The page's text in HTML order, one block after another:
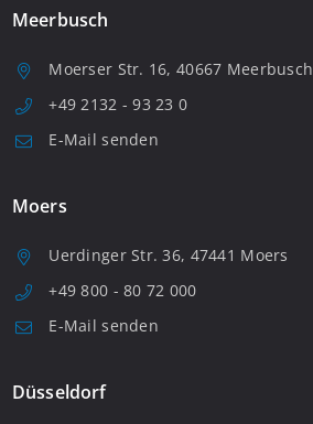
Meerbusch
Moerser Str. 16, 40667 Meerbusch
+49 2132 - 93 23 0
E-Mail senden
Moers
Uerdinger Str. 36, 47441 Moers
+49 800 - 80 72 000
E-Mail senden
Düsseldorf